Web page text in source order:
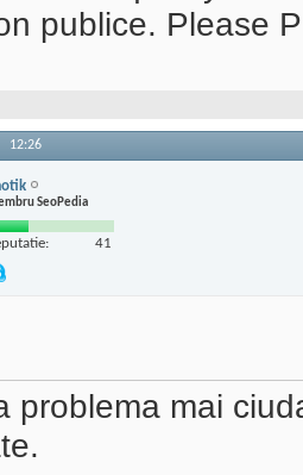
publice. Please
12:26
SeoPedia
41
problema mai